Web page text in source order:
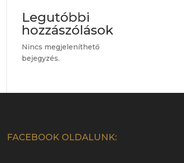
Legutóbbi
hozzászólások
Nincs megjeleníthető
bejegyzés.
FACEBOOK OLDALUNK: